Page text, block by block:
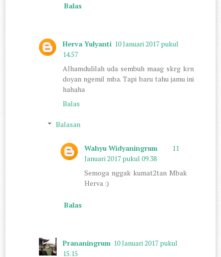
Balas
Herva Yulyanti 10 Januari 2017 pukul
14.57
Alhamdulilah uda sembuh maag skrg krn
doyan ngemil mba. Tapi baru tahu jamu ini
hahaha
Balas
Balasan
Wahyu Widyaningrum
11
Januari 2017 pukul 09.38
Semoga nggak kumat2tan Mbak
Herva :)
Balas
Prananingrum 10 Januari 2017 pukul
15.15